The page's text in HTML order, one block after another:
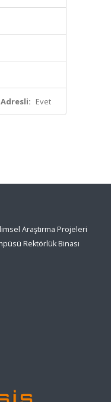
Evet
Araştırma Projeleri
Rektörlük Binası